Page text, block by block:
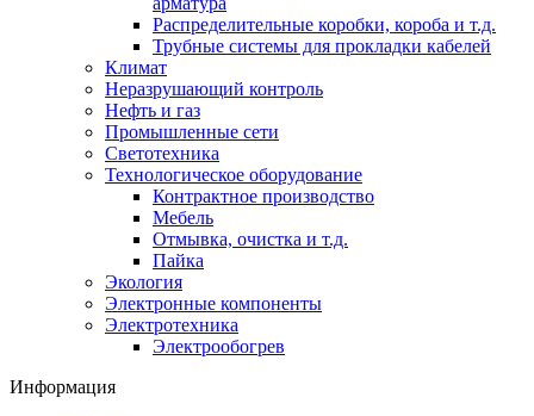
Распределительные коробки, короба и т.д.
Трубные системы для прокладки кабелей
Климат
Неразрушающий контроль
Нефть и газ
Промышленные сети
Светотехника
Технологическое оборудование
Контрактное производство
Мебель
Отмывка, очистка и т.д.
Пайка
Экология
Электронные компоненты
Электротехника
Электрообогрев
Информация